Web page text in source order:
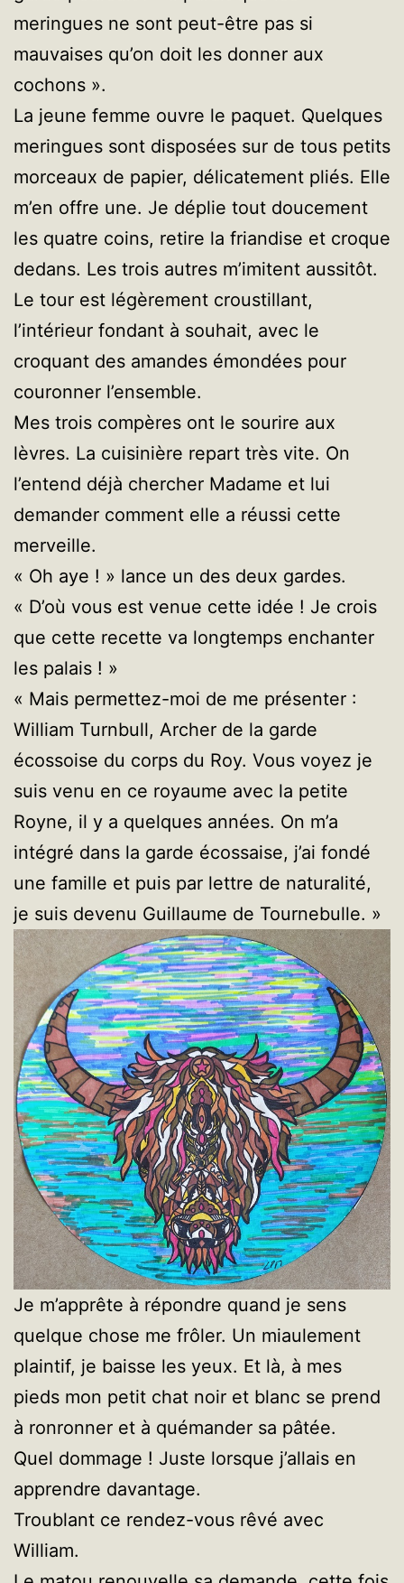
meringues ne sont peut-être pas si
mauvaises qu’on doit les donner aux
cochons ».
La jeune femme ouvre le paquet. Quelques
meringues sont disposées sur de tous petits
morceaux de papier, délicatement pliés. Elle
m’en offre une. Je déplie tout doucement
les quatre coins, retire la friandise et croque
dedans. Les trois autres m’imitent aussitôt.
Le tour est légèrement croustillant,
l’intérieur fondant à souhait, avec le
croquant des amandes émondées pour
couronner l’ensemble.
Mes trois compères ont le sourire aux
lèvres. La cuisinière repart très vite. On
l’entend déjà chercher Madame et lui
demander comment elle a réussi cette
merveille.
« Oh aye ! » lance un des deux gardes.
« D’où vous est venue cette idée ! Je crois
que cette recette va longtemps enchanter
les palais ! »
« Mais permettez-moi de me présenter :
William Turnbull, Archer de la garde
écossoise du corps du Roy. Vous voyez je
suis venu en ce royaume avec la petite
Royne, il y a quelques années. On m’a
intégré dans la garde écossaise, j’ai fondé
une famille et puis par lettre de naturalité,
je suis devenu Guillaume de Tournebulle. »
Je m’apprête à répondre quand je sens
quelque chose me frôler. Un miaulement
plaintif, je baisse les yeux. Et là, à mes
pieds mon petit chat noir et blanc se prend
à ronronner et à quémander sa pâtée.
Quel dommage ! Juste lorsque j’allais en
apprendre davantage.
Troublant ce rendez-vous rêvé avec
William.